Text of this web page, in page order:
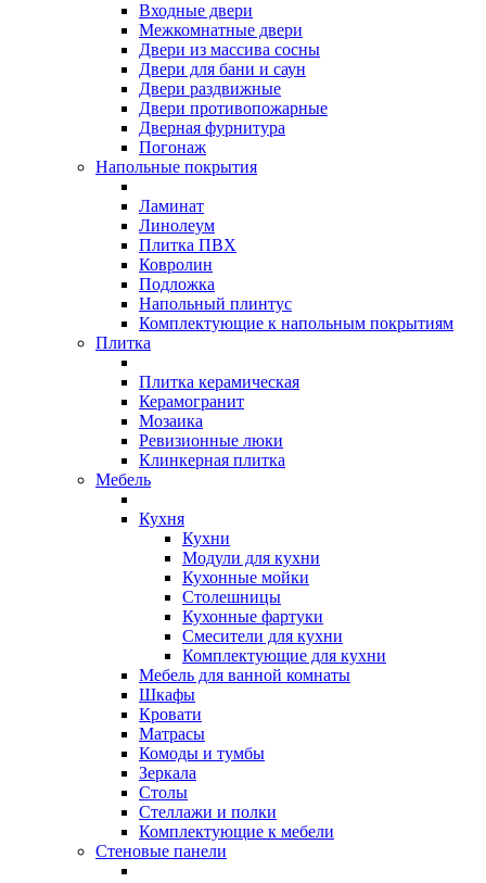
Входные двери
Межкомнатные двери
Двери из массива сосны
Двери для бани и саун
Двери раздвижные
Двери противопожарные
Дверная фурнитура
Погонаж
Напольные покрытия
Ламинат
Линолеум
Плитка ПВХ
Ковролин
Подложка
Напольный плинтус
Комплектующие к напольным покрытиям
Плитка
Плитка керамическая
Керамогранит
Мозаика
Ревизионные люки
Клинкерная плитка
Мебель
Кухня
Кухни
Модули для кухни
Кухонные мойки
Столешницы
Кухонные фартуки
Смесители для кухни
Комплектующие для кухни
Мебель для ванной комнаты
Шкафы
Кровати
Матрасы
Комоды и тумбы
Зеркала
Столы
Стеллажи и полки
Комплектующие к мебели
Стеновые панели